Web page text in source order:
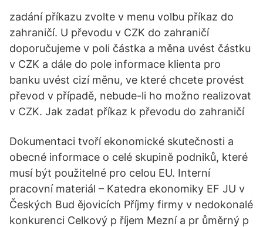
zadání příkazu zvolte v menu volbu příkaz do
zahraničí. U převodu v CZK do zahraničí
doporučujeme v poli částka a měna uvést částku
v CZK a dále do pole informace klienta pro
banku uvést cizí měnu, ve které chcete provést
převod v případě, nebude-li ho možno realizovat
v CZK. Jak zadat příkaz k převodu do zahraničí
Dokumentaci tvoří ekonomické skutečnosti a
obecné informace o celé skupině podniků, které
musí být použitelné pro celou EU. Interní
pracovní materiál – Katedra ekonomiky EF JU v
Českých Bud ějovicích Příjmy firmy v nedokonalé
konkurenci Celkový p říjem Mezní a pr ůměrný p